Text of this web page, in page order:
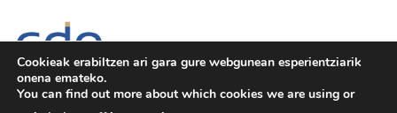
Kirol-zentroen kudeaketa
Cookieak erabiltzen ari gara gure webgunean esperientziarik
onena emateko.
You can find out more about which cookies we are using or